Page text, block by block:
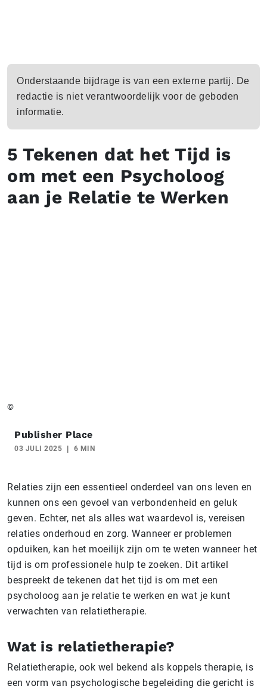
Onderstaande bijdrage is van een externe partij. De
redactie is niet verantwoordelijk voor de geboden
informatie.
5 Tekenen dat het Tijd is
om met een Psycholoog
aan je Relatie te Werken
©
Publisher Place
03 JULI 2025 6 MIN
Relaties zijn een essentieel onderdeel van ons leven en
kunnen ons een gevoel van verbondenheid en geluk
geven. Echter, net als alles wat waardevol is, vereisen
relaties onderhoud en zorg. Wanneer er problemen
opduiken, kan het moeilijk zijn om te weten wanneer het
tijd is om professionele hulp te zoeken. Dit artikel
bespreekt de tekenen dat het tijd is om met een
psycholoog aan je relatie te werken en wat je kunt
verwachten van relatietherapie.
Wat is relatietherapie?
Relatietherapie, ook wel bekend als koppels therapie, is
een vorm van psychologische begeleiding die gericht is